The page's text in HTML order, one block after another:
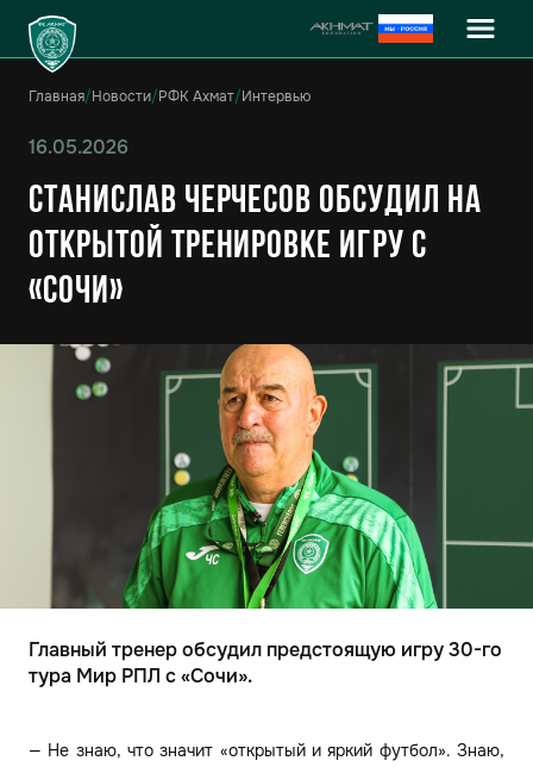
Главная/Новости/РФК Ахмат/Интервью
16.05.2026
Станислав Черчесов обсудил на
открытой тренировке игру с
«Сочи»
Главный тренер обсудил предстоящую игру 30-го
тура Мир РПЛ с «Сочи».
— Не знаю, что значит «открытый и яркий футбол». Знаю,